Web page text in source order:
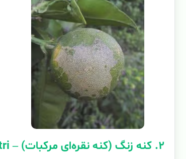
۲. کنه زنگ (کنه نقره‌ای مرکبات) – Panonychus citri